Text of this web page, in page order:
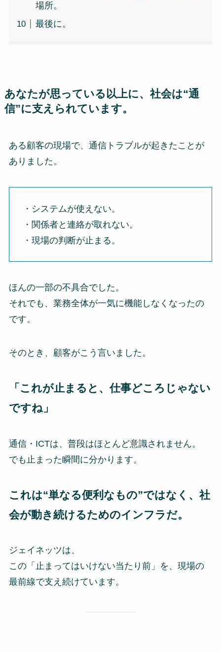
場所。
最後に。
あなたが思っている以上に、社会は“通
信”に支えられています。
ある顧客の現場で、通信トラブルが起きたことが
ありました。
・システムが使えない。
・関係者と連絡が取れない。
・現場の判断が止まる。
ほんの一部の不具合でした。
それでも、業務全体が一気に機能しなくなったの
です。
そのとき、顧客がこう言いました。
「これが止まると、仕事どころじゃない
ですね」
通信・ICTは、普段はほとんど意識されません。
でも止まった瞬間に分かります。
これは“単なる便利なもの”ではなく、社
会が動き続けるためのインフラだ。
ジェイネッツは、
この「止まってはいけない当たり前」を、現場の
最前線で支え続けています。